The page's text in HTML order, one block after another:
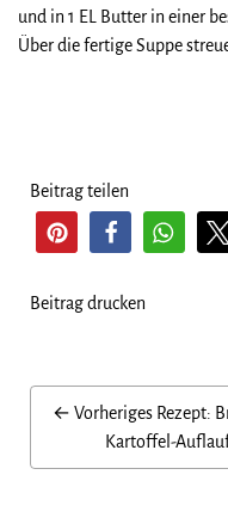
und in 1 EL Butter in einer
Über die fertige Suppe
Beitrag teilen
Beitrag drucken
← Vorheriges Rezept:
Kartoffel-